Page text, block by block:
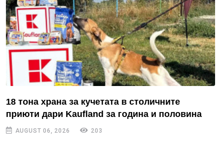
18 тона храна за кучетата в столичните
приюти дари Kaufland за година и половина
AUGUST 06, 2026 203